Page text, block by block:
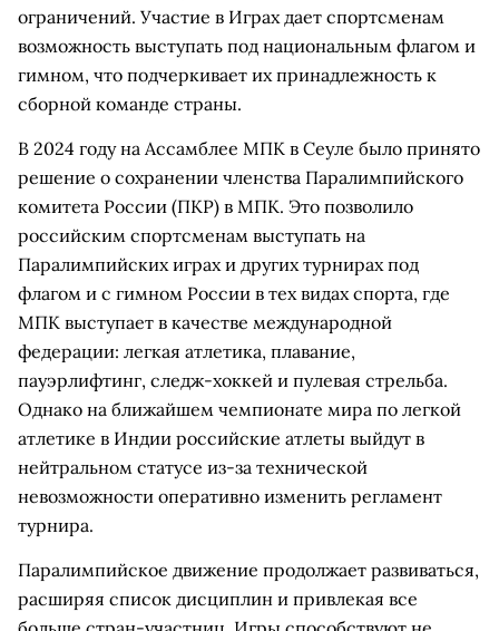
ограничений. Участие в Играх дает спортсменам
возможность выступать под национальным флагом и
гимном, что подчеркивает их принадлежность к
сборной команде страны.
В 2024 году на Ассамблее МПК в Сеуле было принято
решение о сохранении членства Паралимпийского
комитета России (ПКР) в МПК. Это позволило
российским спортсменам выступать на
Паралимпийских играх и других турнирах под
флагом и с гимном России в тех видах спорта, где
МПК выступает в качестве международной
федерации: легкая атлетика, плавание,
пауэрлифтинг, следж-хоккей и пулевая стрельба.
Однако на ближайшем чемпионате мира по легкой
атлетике в Индии российские атлеты выйдут в
нейтральном статусе из-за технической
невозможности оперативно изменить регламент
турнира.
Паралимпийское движение продолжает развиваться,
расширяя список дисциплин и привлекая все